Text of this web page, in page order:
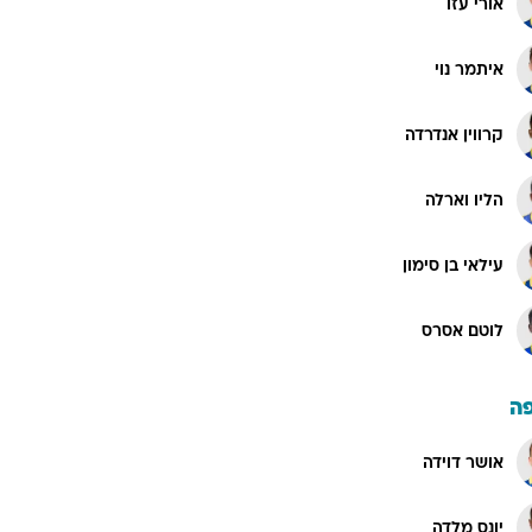
אורי עזו
איתמר נוי
קרווין אנדרדה
הליו וארלה
עילאי בן סימון
לוטם אסרס
אושר דוידה
יונס מלדה